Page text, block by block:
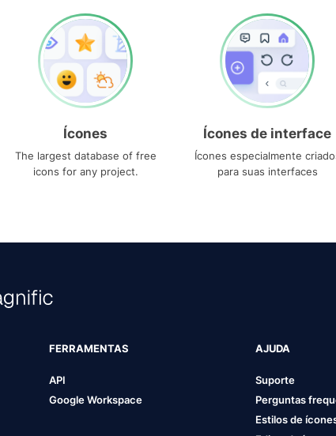
Ícones
The largest database of free
icons for any project.
Ícones de interface
Ícones especialmente
para suas interfaces
FERRAMENTAS
API
Google Workspace
AJUDA
Suporte
Perguntas
Estilos de